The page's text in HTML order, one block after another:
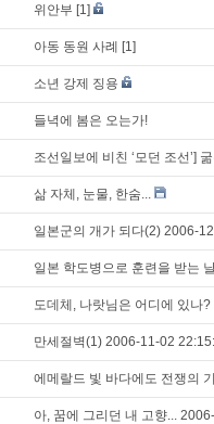
위안부 [1]
아동 동원 사례 [1]
소년 강제 징용
들녁에 봄은 오는가!
조선일보에 비친 ‘모던 조선’]
삶 자체, 눈물, 한숨...
일본군의 개가 되다(2) 2006-
일본 학도병으로 훈련을 받는
도데체, 나랏님은 어디에 있나
만세절벽(1) 2006-11-02
에메랄드 빛 바다에도 전쟁의
아, 꿈에 그리던 내 고향...